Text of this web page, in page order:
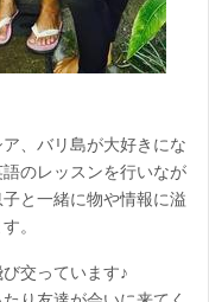
、バリ島が大好きにな
のレッスンを行いなが
と一緒に物や情報に溢
。
交っています♪